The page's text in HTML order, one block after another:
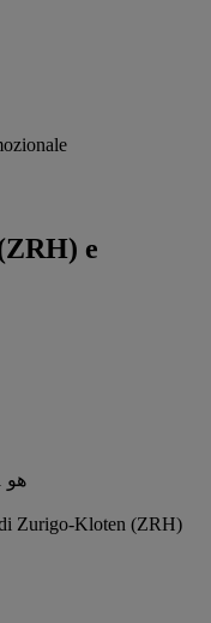
e
إن إجمالي عدد النتائج لرحلات outbound هو 1
Zurigo-Kloten (ZRH)